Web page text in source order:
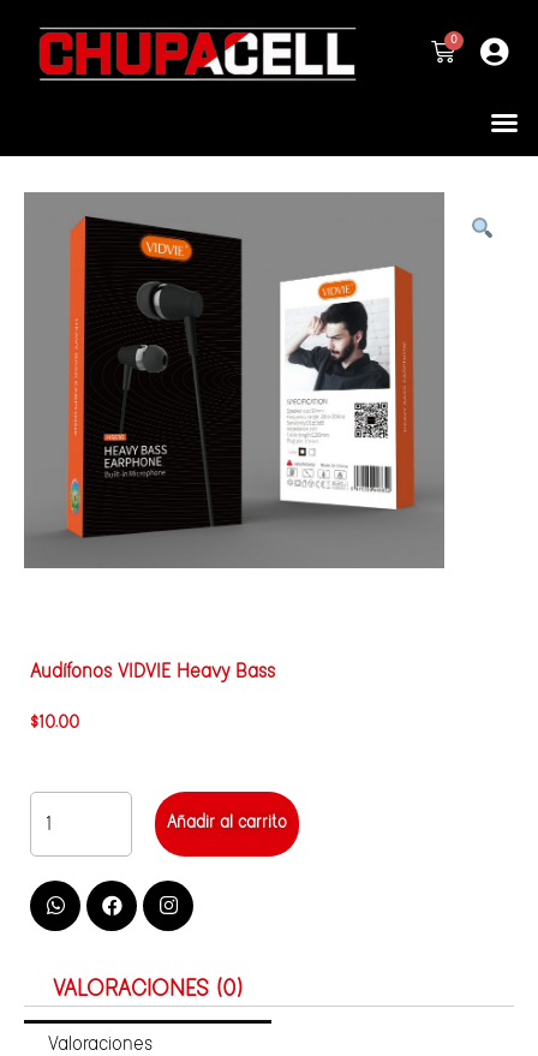
Audífonos VIDVIE Heavy Bass
$10.00
Añadir al carrito
VALORACIONES (0)
Valoraciones